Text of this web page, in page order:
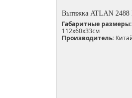
Вытяжка ATLAN 2488
Габаритные размеры:
112х60х33см
Производитель: